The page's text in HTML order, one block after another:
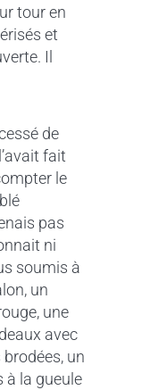
tour en
et
Il
de
fait
le
pas
ni
soumis à
un
une
avec
un
à la gueule